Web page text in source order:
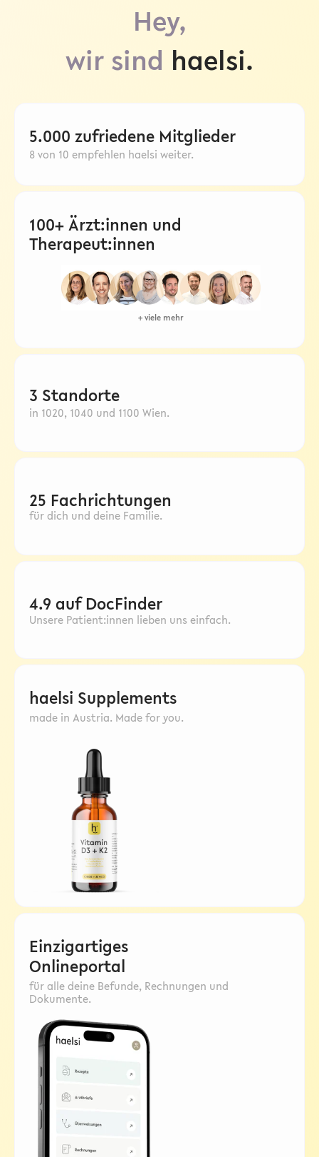
Hey,
wir sind haelsi.
5.000 zufriedene Mitglieder
8 von 10 empfehlen haelsi weiter.
100+ Ärzt:innen und
Therapeut:innen
+ viele mehr
3 Standorte
in 1020, 1040 und 1100 Wien.
25 Fachrichtungen
für dich und deine Familie.
4.9 auf DocFinder
Unsere Patient:innen lieben uns einfach.
haelsi Supplements
made in Austria. Made for you.
Einzigartiges
Onlineportal
für alle deine Befunde, Rechnungen und
Dokumente.